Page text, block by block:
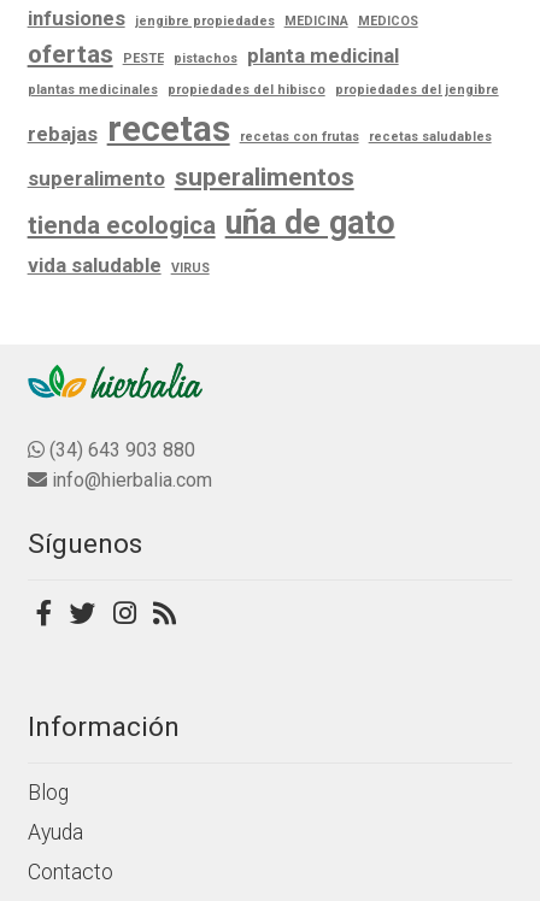
infusiones jengibre propiedades MEDICINA MEDICOS
ofertas PESTE pistachos planta medicinal
plantas medicinales propiedades del hibisco propiedades del jengibre
rebajas recetas recetas con frutas recetas saludables
superalimento superalimentos
tienda ecologica uña de gato
vida saludable VIRUS
(34) 643 903 880
info@hierbalia.com
Síguenos
Información
Blog
Ayuda
Contacto